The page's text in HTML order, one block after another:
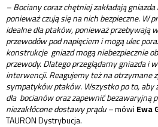
– Bociany coraz chętniej zakładają
ponieważ czują się na nich bezpieczne. W
idealne dla ptaków, ponieważ przebywają
przewodów pod napięciem i mogą ulec
konstrukcje gniazd mogą niebezpiecznie
przewody. Dlatego przeglądamy gniazda i
interwencji. Reagujemy też na otrzymane
sympatyków ptaków. Wszystko po to, aby
dla bocianów oraz zapewnić bezawaryjną
niezakłócone dostawy prądu –mówi Ewa
TAURON Dystrybucja.